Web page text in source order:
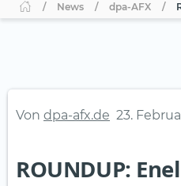
ETF-Sparpläne
News dpa-AFX
Von dpa-afx.de 23.
ROUNDUP: